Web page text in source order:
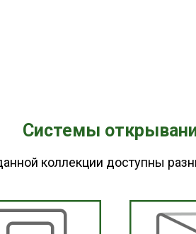
Системы
коллекции доступны